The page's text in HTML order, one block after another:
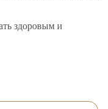
здоровым и